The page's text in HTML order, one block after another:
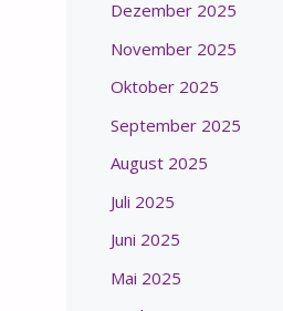
Dezember 2025
November 2025
Oktober 2025
September 2025
August 2025
Juli 2025
Juni 2025
Mai 2025